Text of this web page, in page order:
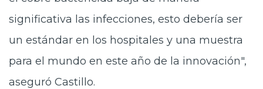
significativa las infecciones, esto debería ser
un estándar en los hospitales y una muestra
para el mundo en este año de la innovación",
aseguró Castillo.